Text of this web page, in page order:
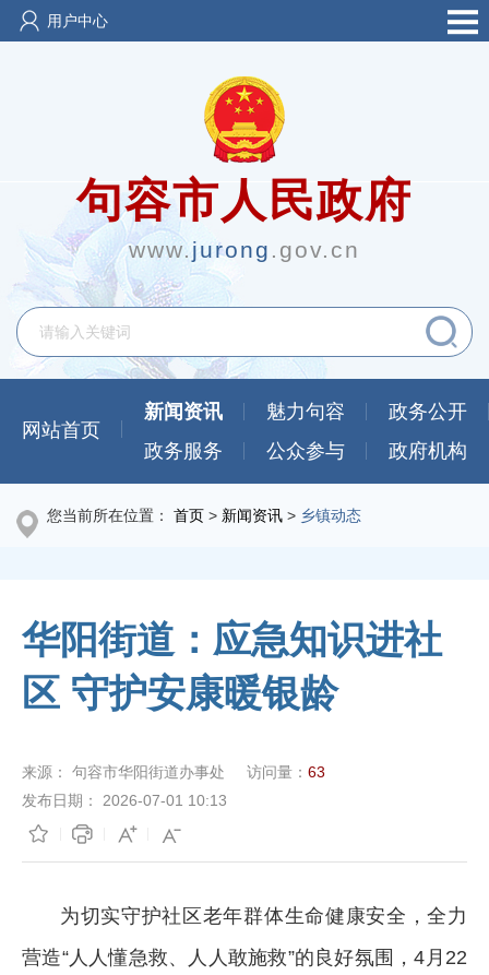
用户中心
句容市人民政府
www.jurong .gov.cn
网站首页
新闻资讯 魅力句容
政务公开
政务服务
公众参与 政府机构
您当前所在位置： 首页 > 新闻资讯 > 乡镇动态
华阳街道：应急知识进社
区 守护安康暖银龄
来源： 句容市华阳街道办事处 访问量： 63
发布日期：
2026-07-01 10:13
为切实守护社区老年群体生命健康安全，全力
营造“人人懂急救、人人敢施救”的良好氛围，4月22